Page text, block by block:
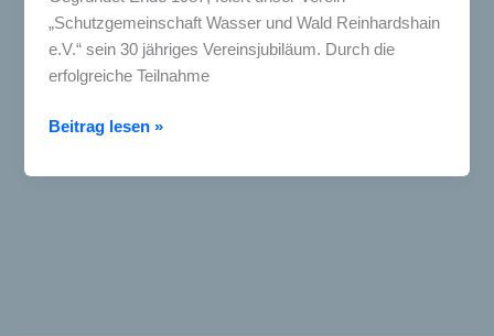
„Schutzgemeinschaft Wasser und Wald Reinhardshain
e.V.“ sein 30 jähriges Vereinsjubiläum. Durch die
erfolgreiche Teilnahme
Vereinsjubiläum
1500€
Beitrag lesen »